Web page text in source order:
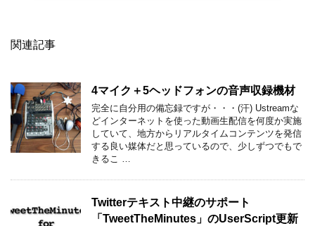
関連記事
4マイク＋5ヘッドフォンの音声収録機材
完全に自分用の備忘録ですが・・・(汗) Ustreamな
どインターネットを使った動画生配信を何度か実施
していて、地方からリアルタイムコンテンツを発信
する良い媒体だと思っているので、少しずつでもで
きるこ …
Twitterテキスト中継のサポート
「TweetTheMinutes」のUserScript更新